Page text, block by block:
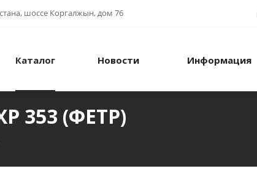
шоссе Коргалжын, дом 76
Каталог Новости Информация
353 (ФЕТР)